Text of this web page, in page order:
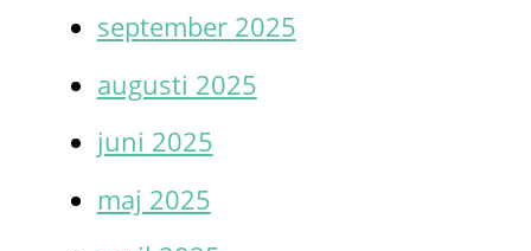
september 2025
augusti 2025
juni 2025
maj 2025